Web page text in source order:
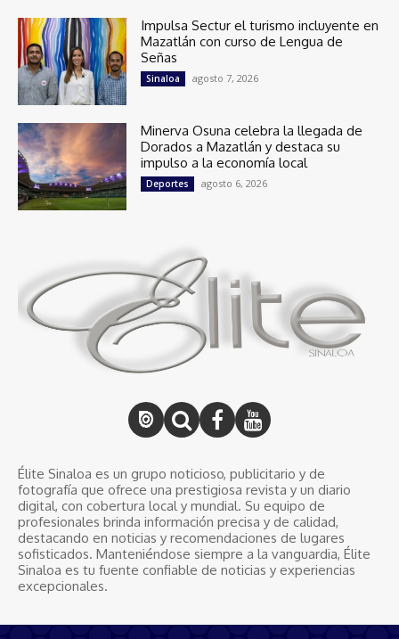
Impulsa Sectur el turismo incluyente en
Mazatlán con curso de Lengua de
Señas
Sinaloa agosto 7, 2026
Minerva Osuna celebra la llegada de
Dorados a Mazatlán y destaca su
impulso a la economía local
Deportes agosto 6, 2026
Élite Sinaloa es un grupo noticioso, publicitario y de
fotografía que ofrece una prestigiosa revista y un diario
digital, con cobertura local y mundial. Su equipo de
profesionales brinda información precisa y de calidad,
destacando en noticias y recomendaciones de lugares
sofisticados. Manteniéndose siempre a la vanguardia, Élite
Sinaloa es tu fuente confiable de noticias y experiencias
excepcionales.